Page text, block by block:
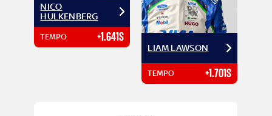
NICO
HULKENBERG
TEMPO +1.641S
LIAM LAWSON
TEMPO +1.701S